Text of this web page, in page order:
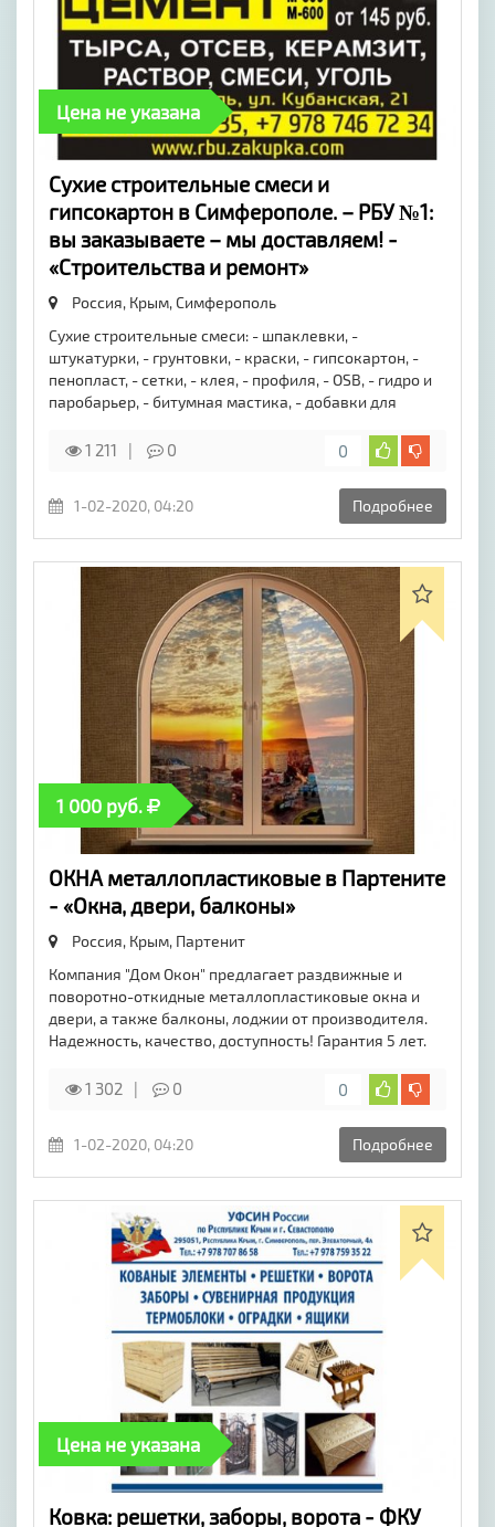
Цена не указана
Сухие строительные смеси и
гипсокартон в Симферополе. – РБУ №1:
вы заказываете – мы доставляем! -
«Строительства и ремонт»
Россия, Крым,Симферополь
Сухие строительные смеси: - шпаклевки, -
штукатурки, - грунтовки, - краски, - гипсокартон, -
пенопласт, - сетки, - клея, - профиля, - OSB, - гидро и
паробарьер, - битумная мастика, - добавки для
1 211 0 0
1-02-2020, 04:20 Подробнее
1 000 руб.
ОКНА металлопластиковые в Партените
- «Окна, двери, балконы»
Россия, Крым, Партенит
Компания "Дом Окон" предлагает раздвижные и
поворотно-откидные металлопластиковые окна и
двери, а также балконы, лоджии от производителя.
Надежность, качество, доступность! Гарантия 5 лет.
1 302 0 0
1-02-2020, 04:20 Подробнее
Цена не указана
Ковка: решетки, заборы, ворота - ФКУ